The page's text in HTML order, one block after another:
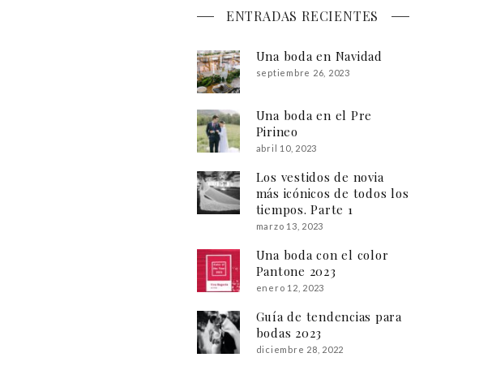
ENTRADAS RECIENTES
Una boda en Navidad
septiembre 26, 2023
Una boda en el Pre
Pirineo
abril 10, 2023
Los vestidos de novia
más icónicos de todos los
tiempos. Parte 1
marzo 13, 2023
Una boda con el color
Pantone 2023
enero 12, 2023
Guía de tendencias para
bodas 2023
diciembre 28, 2022